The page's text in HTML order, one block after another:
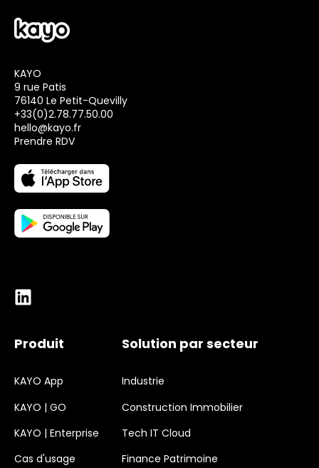
KAYO
9 rue Patis
76140 Le Petit-Quevilly
+33(0)2.78.77.50.00
hello@kayo.fr
Prendre RDV
Produit
KAYO App
KAYO | GO
KAYO | Enterprise
Cas d'usage
Solution par secteur
Industrie
Construction Immobilier
Tech IT Cloud
Finance Patrimoine